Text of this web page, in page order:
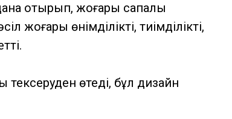
отырып, жоғары сапалы
өнімділікті, тиімділікті,
өтеді, бұл дизайн